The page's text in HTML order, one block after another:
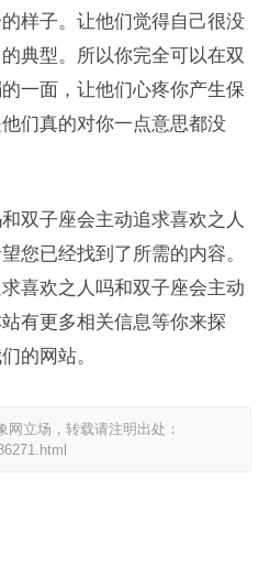
样子。让他们觉得自己很没
典型。所以你完全可以在双
一面，让他们心疼你产生保
们真的对你一点意思都没
双子座会主动追求喜欢之人
您已经找到了所需的内容。
喜欢之人吗和双子座会主动
有更多相关信息等你来探
的网站。
立场，转载请注明出处：